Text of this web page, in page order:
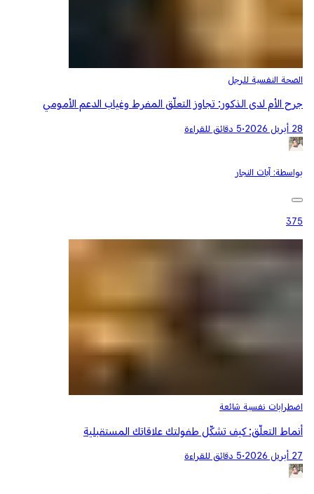
الصحة النفسية للرجل
جرح الأم لدى الذكور: تجاوز التعلّق المفرط وغياب الدعم الأمومي
28 أبريل 2026 •5 دقائق للقراءة
بواسطة: آيات النجار
375
اضطرابات نفسية شائعة
أنماط التعلّق: كيف تشكّل طفولتك علاقاتك المستقبلية
27 أبريل 2026 •5 دقائق للقراءة